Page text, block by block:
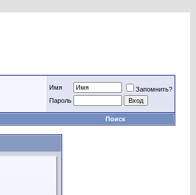
Имя
Запомнить?
Пароль
Поиск